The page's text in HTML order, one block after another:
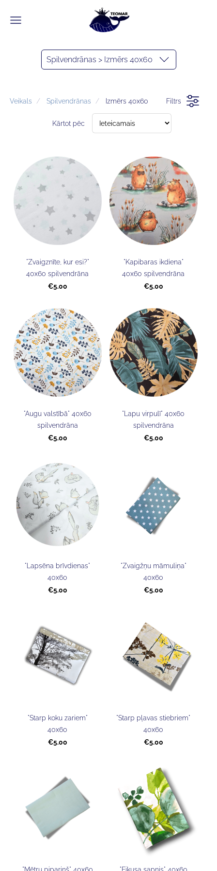
Spilvendrānas > Izmērs 40x60
Veikals Spilvendrānas Izmērs 40x60 Filtrs
Kārtot pēc
"Zvaigznīte, kur esi?"
40x60 spilvendrāna
€5.00
"Kapibaras ikdiena"
40x60 spilvendrāna
€5.00
"Augu valstībā" 40x60
spilvendrāna
€5.00
"Lapu virpulī" 40x60
spilvendrāna
€5.00
"Lapsēna brīvdienas"
40x60
€5.00
"Zvaigžņu māmuliņa"
40x60
€5.00
"Starp koku zariem"
40x60
€5.00
"Starp pļavas stiebriem"
40x60
€5.00